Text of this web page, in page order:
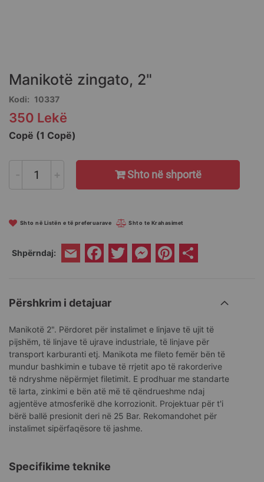
beginning
the
images
gallery
Manikotë zingato, 2"
Kodi 10337
350 Lekë
Copë (1 Copë)
- + Shto në shportë
Shto në Listën e të preferuarave Shto te Krahasimet
Shpërndaj: Email Facebook
Twitter Messenger
Pinterest
Përshkrim i detajuar
Manikotë 2". Përdoret për instalimet e linjave të ujit të
pijshëm, të linjave të ujrave industriale, të linjave për
transport karburanti etj. Manikota me fileto femër bën të
mundur bashkimin e tubave të rrjetit apo të rakorderive
të ndryshme nëpërmjet filetimit. E prodhuar me standarte
të larta, zinkimi e bën atë më të qëndrueshme ndaj
agjentëve atmosferikë dhe korrozionit. Projektuar për t'i
bërë ballë presionit deri në 25 Bar. Rekomandohet për
instalimet sipërfaqësore të jashme.
Specifikime teknike